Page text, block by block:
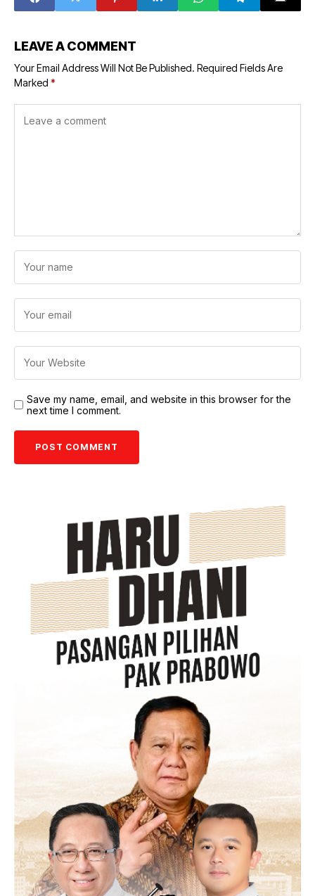
LEAVE A COMMENT
Your Email Address Will Not Be Published. Required Fields Are
Marked *
Save my name, email, and website in this browser for the
next time I comment.